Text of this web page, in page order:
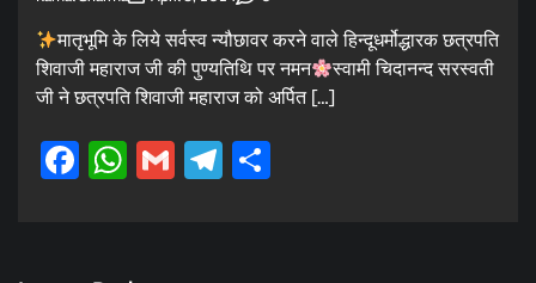
मातृभूमि के लिये सर्वस्व न्यौछावर करने वाले हिन्दूधर्मोद्धारक छत्रपति
शिवाजी महाराज जी की पुण्यतिथि पर नमन
स्वामी चिदानन्द सरस्वती
जी ने छत्रपति शिवाजी महाराज को अर्पित […]
Facebook
WhatsApp
GmailTelegram